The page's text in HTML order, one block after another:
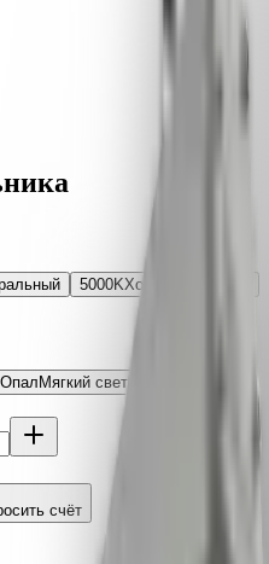
5000KХолодный белый
Опал Мягкий свет, UGR<19
счёт